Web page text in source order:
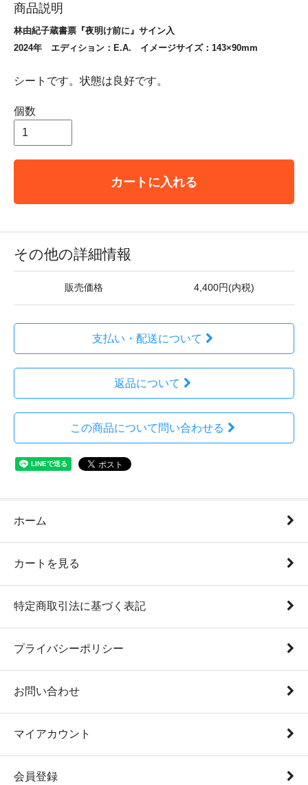
商品説明
林由紀子蔵書票『夜明け前に』サイン入
2024年 エディション：E.A. イメージサイズ：143×90mm
シートです。状態は良好です。
個数
カートに入れる
その他の詳細情報
販売価格 4,400円(内税)
支払い・配送について
返品について
この商品について問い合わせる
ホーム
カートを見る
特定商取引法に基づく表記
プライバシーポリシー
お問い合わせ
マイアカウント
会員登録